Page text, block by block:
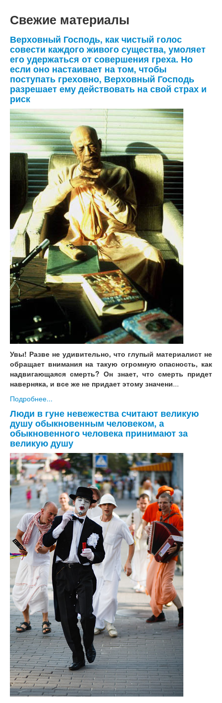
Свежие материалы
Верховный Господь, как чистый голос
совести каждого живого существа, умоляет
его удержаться от совершения греха. Но
если оно настаивает на том, чтобы
поступать греховно, Верховный Господь
разрешает ему действовать на свой страх и
риск
Увы! Разве не удивительно, что глупый материалист не
обращает внимания на такую огромную опасность, как
надвигающаяся смерть? Он знает, что смерть придет
наверняка, и все же не придает этому значени...
Подробнее...
Люди в гуне невежества считают великую
душу обыкновенным человеком, а
обыкновенного человека принимают за
великую душу